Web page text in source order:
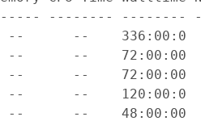
-------- --------
--    336:00:0
--    72:00:00
--    72:00:00
--    120:00:0
--    48:00:00